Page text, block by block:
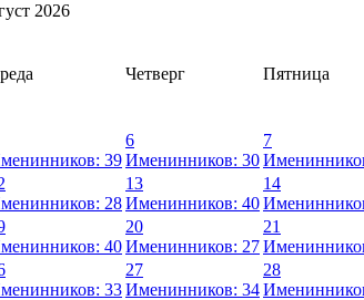
2026
Четверг Пятница
39
6
Именинников: 30
7
28
13
Именинников: 40
14
40
20
Именинников: 27
21
33
27
Именинников: 34
28